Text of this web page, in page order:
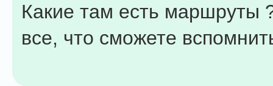
Какие там есть маршруты
все, что сможете